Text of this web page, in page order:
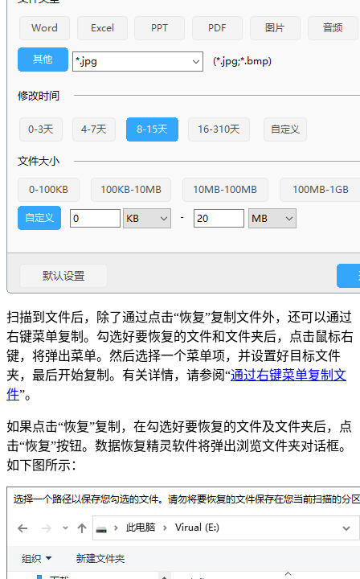
扫描到文件后，除了通过点击“恢复”复制文件外，还可以通过
右键菜单复制。勾选好要恢复的文件和文件夹后，点击鼠标右
键，将弹出菜单。然后选择一个菜单项，并设置好目标文件
夹，最后开始复制。有关详情，请参阅“通过右键菜单复制文
件”。
如果点击“恢复”复制，在勾选好要恢复的文件及文件夹后，点
击“恢复”按钮。数据恢复精灵软件将弹出浏览文件夹对话框。
如下图所示：